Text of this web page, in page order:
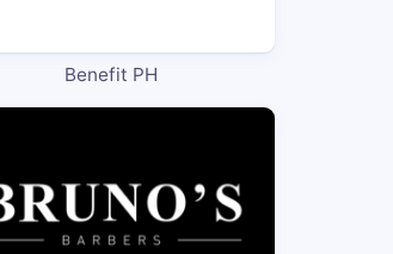
Benefit PH